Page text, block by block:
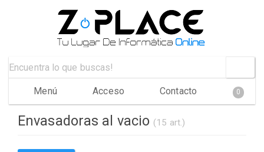
Menú Acceso Contacto 0
Envasadoras al vacio (15 art.)